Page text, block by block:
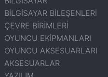
BİLGİSAYAR BİLEŞENLERİ
ÇEVRE BİRİMLERİ
OYUNCU EKİPMANLARI
OYUNCU AKSESUARLARI
AKSESUARLAR